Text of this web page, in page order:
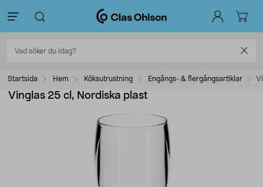
Startsida Hem Köksutrustning Engångs- & flergångsartiklar
Vinglas 25 cl, Nordiska plast